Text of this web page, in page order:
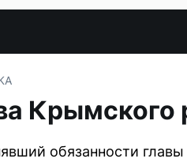
Крымского
обязанности